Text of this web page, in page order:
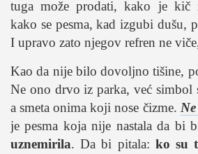
tuga može prodati, kako je kič
kako se pesma, kad izgubi dušu,
I upravo zato njegov refren ne
Kao da nije bilo dovoljno tišine,
Ne ono drvo iz parka, već simbol
a smeta onima koji nose čizme.
je pesma koja nije nastala da bi
uznemirila. Da bi pitala: ko su